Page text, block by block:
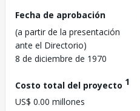
Fecha de aprobación
(a partir de la presentación
ante el Directorio)
8 de diciembre de 1970
Costo total del proyecto 1
US$ 0.00 millones